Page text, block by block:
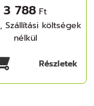
3 788 Ft
Szállítási költségek
nélkül
Részletek